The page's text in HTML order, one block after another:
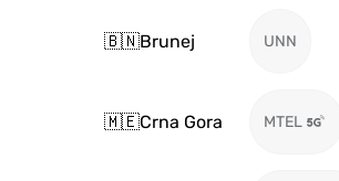
🇧🇳Brunej UNN
🇲🇪Crna Gora MTEL